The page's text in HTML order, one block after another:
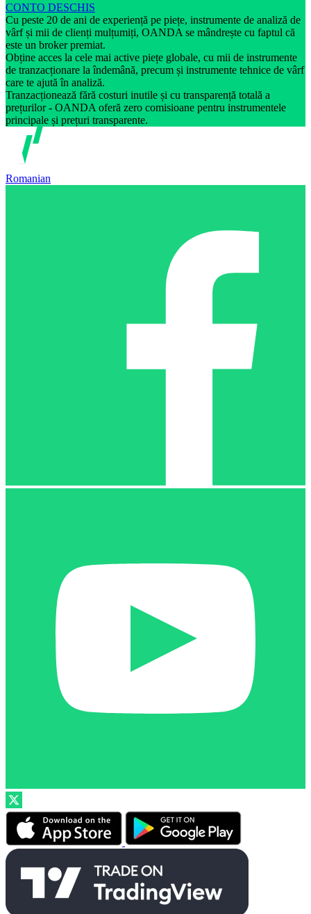
CONTO DESCHIS
Cu peste 20 de ani de experiență pe piețe, instrumente de analiză de
vârf și mii de clienți mulțumiți, OANDA se mândrește cu faptul că
este un broker premiat.
Obține acces la cele mai active piețe globale, cu mii de instrumente
de tranzacționare la îndemână, precum și instrumente tehnice de vârf
care te ajută în analiză.
Tranzacționează fără costuri inutile și cu transparență totală a
prețurilor - OANDA oferă zero comisioane pentru instrumentele
principale și prețuri transparente.
Romanian